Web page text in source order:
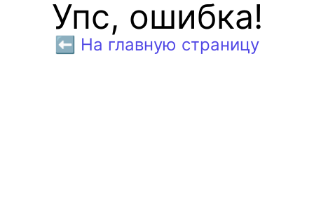
Упс, ошибка!
⬅️ На главную страницу